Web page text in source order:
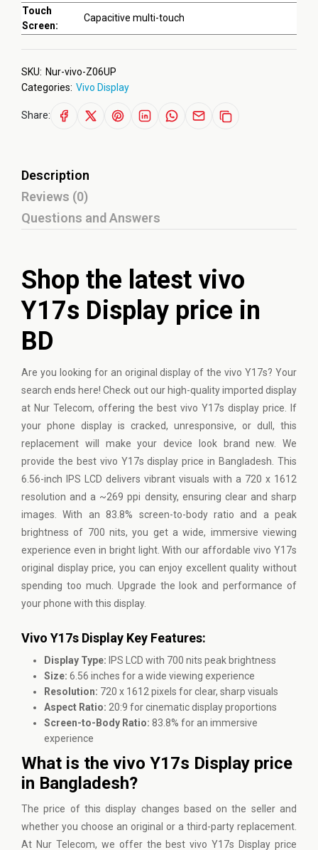
Touch
Screen:
Capacitive multi-touch
SKU: Nur-vivo-Z06UP
Categories: Vivo Display
Share:
Description
Reviews (0)
Questions and Answers
Shop the latest vivo
Y17s Display price in
BD
Are you looking for an original display of thevivo Y17s? Your
search ends here! Check out our high-quality imported display
at Nur Telecom, offering the best vivo Y17s display price. If
your phone display is cracked, unresponsive, or dull, this
replacement will make your device look brand new. We
provide the best vivo Y17s display price in Bangladesh. This
6.56-inch IPS LCD delivers vibrant visuals with a 720 x 1612
resolution and a ~269 ppi density, ensuring clear and sharp
images. With an 83.8% screen-to-body ratio and a peak
brightness of 700 nits, you get a wide, immersive viewing
experience even in bright light. With our affordable vivo Y17s
original display price, you can enjoy excellent quality without
spending too much. Upgrade the look and performance of
your phone with this display.
Vivo Y17s Display Key Features:
Display Type: IPS LCD with 700 nits peak brightness
Size: 6.56 inches for a wide viewing experience
Resolution: 720 x 1612 pixels for clear, sharp visuals
Aspect Ratio: 20:9 for cinematic display proportions
Screen-to-Body Ratio: 83.8% for an immersive
experience
What is the vivo Y17s Display price
in Bangladesh?
The price of this display changes based on the seller and
whether you choose an original or a third-party replacement.
At Nur Telecom, we offer the bestvivo Y17s Display price